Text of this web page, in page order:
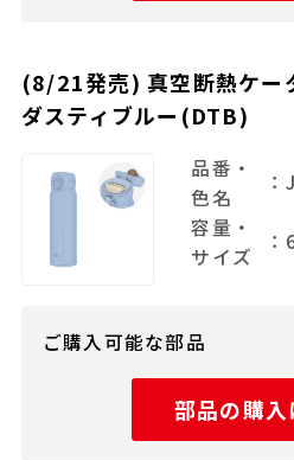
(8/21発売) 真空断熱ケー
ダスティブルー(DTB)
品番・
色名
容量・
サイズ
ご購入可能な部品
部品の購入